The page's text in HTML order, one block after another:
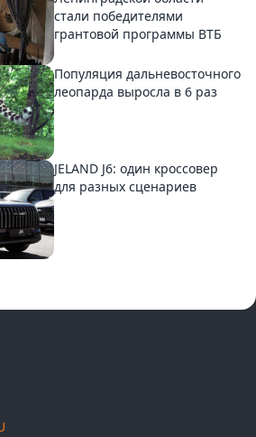
стали победителями
грантовой программы ВТБ
Популяция дальневосточного
леопарда выросла в 6 раз
JELAND J6: один кроссовер
для разных сценариев